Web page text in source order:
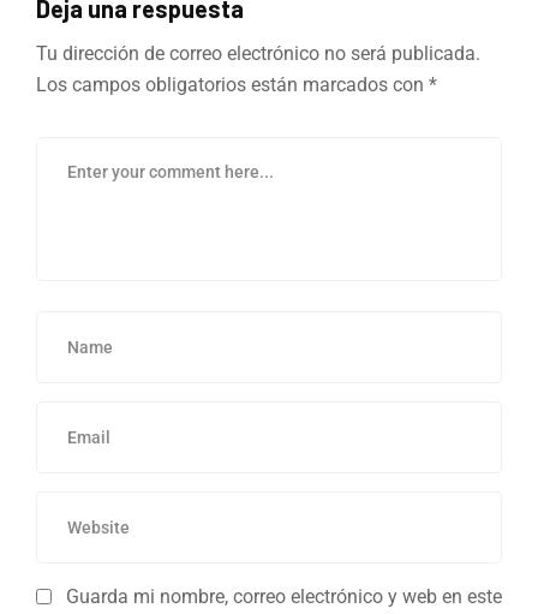
Deja una respuesta
Tu dirección de correo electrónico no será publicada.
Los campos obligatorios están marcados con *
Guarda mi nombre, correo electrónico y web en este